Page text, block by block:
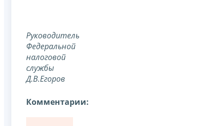
Руководитель
Федеральной
налоговой
службы
Д.В.Егоров
Комментарии: